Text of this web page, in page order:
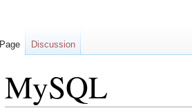
MySQL
Page Discussion